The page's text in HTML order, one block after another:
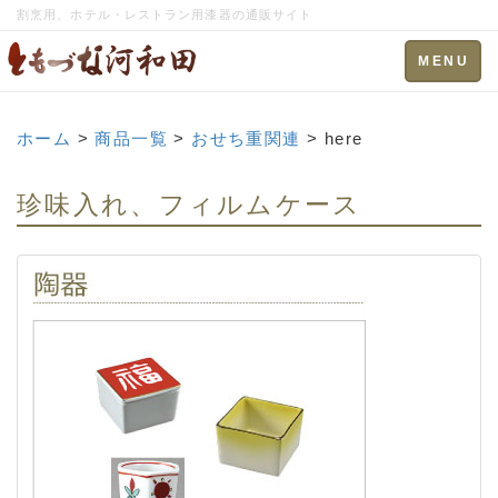
割烹用、ホテル・レストラン用漆器の通販サイト
Toggle
navigation
MENU
ホーム >商品一覧 > おせち重関連 > here
珍味入れ、フィルムケース